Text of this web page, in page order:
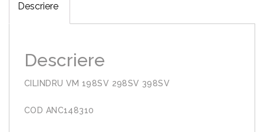
Descriere
Descriere
CILINDRU VM 198SV 298SV 398SV
COD ANC148310